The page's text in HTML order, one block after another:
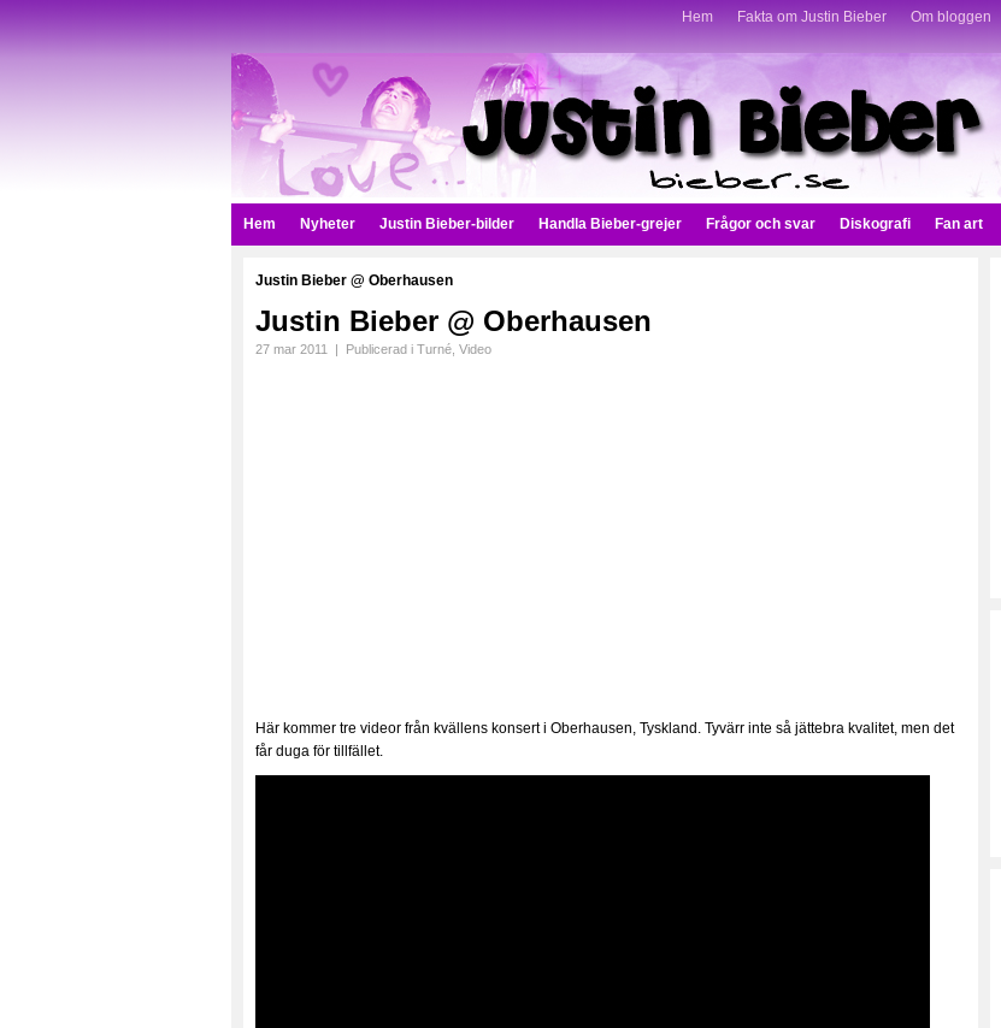
Hem Fakta om Justin Bieber Om bloggen
Hem Nyheter Justin Bieber-bilder Handla Bieber-grejer Frågor och svar Diskografi Fan art
Justin Bieber @ Oberhausen
Justin Bieber @ Oberhausen
27 mar 2011 | Publicerad i Turné Video
Här kommer tre videor från kvällens konsert i Oberhausen, Tyskland. Tyvärr inte så jättebra kvalitet, men det
får duga för tillfället.